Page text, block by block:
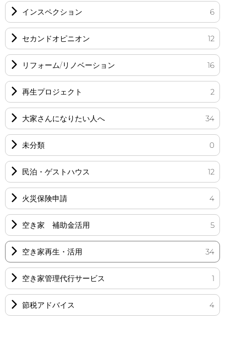
インスペクション 6
セカンドオピニオン 12
リフォーム/リノベーション 16
再生プロジェクト 2
大家さんになりたい人へ 34
未分類 0
民泊・ゲストハウス 12
火災保険申請 4
空き家 補助金活用 5
空き家再生・活用 34
空き家管理代行サービス 1
節税アドバイス 4